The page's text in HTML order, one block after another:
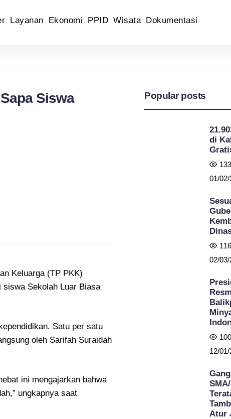
Layanan Ekonomi PPID Wisata Dokumentasi
Siswa
Keluarga (TP PKK)
siswa Sekolah Luar Biasa
Satu per satu
oleh Sarifah Suraidah
ini mengajarkan bahwa
ungkapnya saat
Popular posts
di
01/
02/
12/
Atur